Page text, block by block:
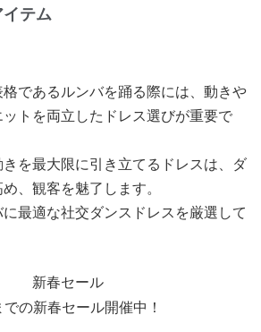
テム
であるルンバを踊る際には、動きや
トを両立したドレス選びが重要で
を最大限に引き立てるドレスは、ダ
、観客を魅了します。
最適な社交ダンスドレスを厳選して
の新春セール開催中！